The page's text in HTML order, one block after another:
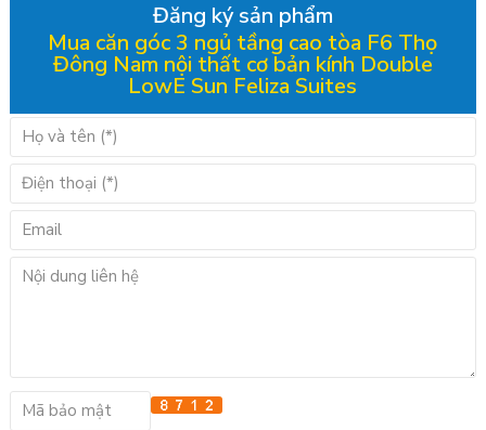
Đăng ký sản phẩm
Mua căn góc 3 ngủ tầng cao tòa F6 Thọ
Đông Nam nội thất cơ bản kính Double
LowE Sun Feliza Suites